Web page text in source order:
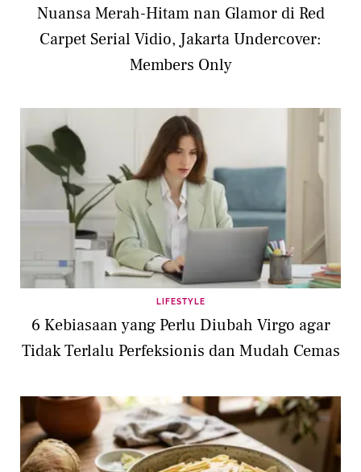
Nuansa Merah-Hitam nan Glamor di Red
Carpet Serial Vidio, Jakarta Undercover:
Members Only
LIFESTYLE
6 Kebiasaan yang Perlu Diubah Virgo agar
Tidak Terlalu Perfeksionis dan Mudah Cemas